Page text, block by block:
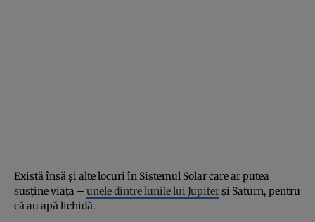
Există însă și alte locuri în Sistemul Solar care ar putea
susține viața – unele dintre lunile lui Jupiterși Saturn, pentru
că au apă lichidă.